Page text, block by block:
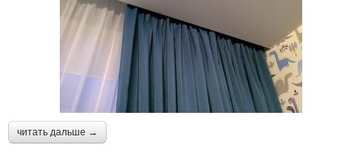
читать дальше →